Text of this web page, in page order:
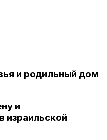
и родильный дом
и
израильской